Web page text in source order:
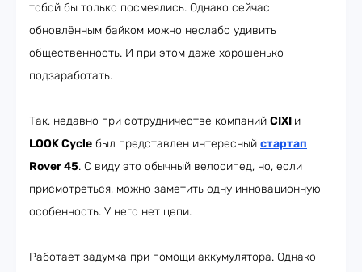
тобой бы только посмеялись. Однако сейчас
обновлённым байком можно неслабо удивить
общественность. И при этом даже хорошенько
подзаработать.
Так, недавно при сотрудничестве компаний CIXI и
LOOK Cycle был представлен интересный стартап
Rover 45. С виду это обычный велосипед, но, если
присмотреться, можно заметить одну инновационную
особенность. У него нет цепи.
Работает задумка при помощи аккумулятора. Однако